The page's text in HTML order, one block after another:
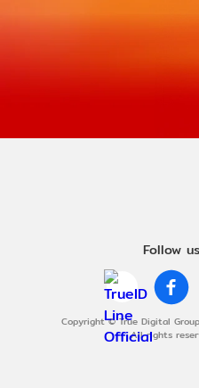
Follow us
Copyright © True Digital
All rights